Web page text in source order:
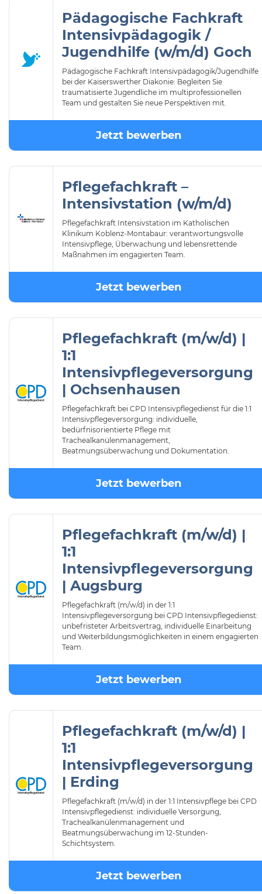
Pädagogische Fachkraft
Intensivpädagogik /
Jugendhilfe (w/m/d) Goch
Pädagogische Fachkraft Intensivpädagogik/Jugendhilfe
bei der Kaiserswerther Diakonie: Begleiten Sie
traumatisierte Jugendliche im multiprofessionellen
Team und gestalten Sie neue Perspektiven mit.
Jetzt bewerben
Pflegefachkraft –
Intensivstation (w/m/d)
Pflegefachkraft Intensivstation im Katholischen
Klinikum Koblenz-Montabaur: verantwortungsvolle
Intensivpflege, Überwachung und lebensrettende
Maßnahmen im engagierten Team.
Jetzt bewerben
Pflegefachkraft (m/w/d) |
1:1
Intensivpflegeversorgung
| Ochsenhausen
Pflegefachkraft bei CPD Intensivpflegedienst für die 1:1
Intensivpflegeversorgung: individuelle,
bedürfnisorientierte Pflege mit
Trachealkanülenmanagement,
Beatmungsüberwachung und Dokumentation.
Jetzt bewerben
Pflegefachkraft (m/w/d) |
1:1
Intensivpflegeversorgung
| Augsburg
Pflegefachkraft (m/w/d) in der 1:1
Intensivpflegeversorgung bei CPD Intensivpflegedienst:
unbefristeter Arbeitsvertrag, individuelle Einarbeitung
und Weiterbildungsmöglichkeiten in einem engagierten
Team.
Jetzt bewerben
Pflegefachkraft (m/w/d) |
1:1
Intensivpflegeversorgung
| Erding
Pflegefachkraft (m/w/d) in der 1:1 Intensivpflege bei CPD
Intensivpflegedienst: individuelle Versorgung,
Trachealkanülenmanagement und
Beatmungsüberwachung im 12-Stunden-
Schichtsystem.
Jetzt bewerben